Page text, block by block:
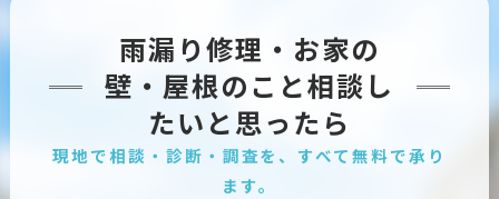
現地で相談・診断・調査を、すべて無料で承り
ます。
雨漏り修理・お家の
壁・屋根のこと相談し
たいと思ったら